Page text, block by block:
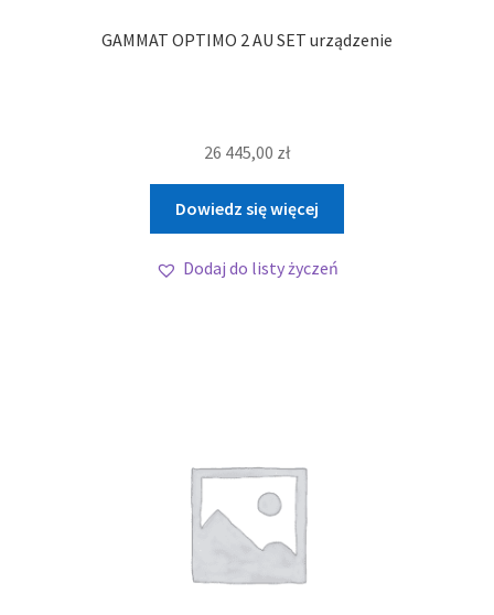
GAMMAT OPTIMO 2 AU SET urządzenie
26 445,00 zł
Dowiedz się więcej
Dodaj do listy życzeń